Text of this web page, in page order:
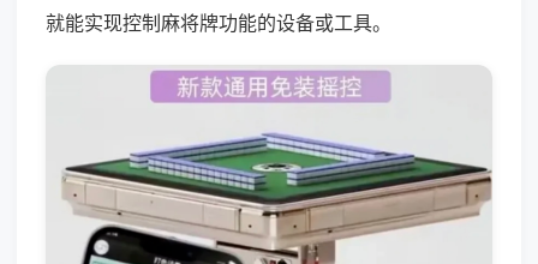
就能实现控制麻将牌功能的设备或工具。